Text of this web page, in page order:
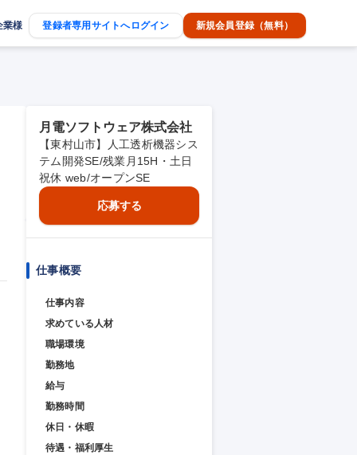
業様 登録者専用サイトへログイン 新規会員登録（無料）
月電ソフトウェア株式会社
【東村山市】人工透析機器シス
テム開発SE/残業月15H・土日
祝休 web/オープンSE
応募する
仕事概要
仕事内容
求めている人材
職場環境
勤務地
給与
勤務時間
休日・休暇
待遇・福利厚生